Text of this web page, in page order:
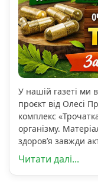
У нашій газеті ми
проєкт від Олесі
комплекс
організму.
здоров’я завжди
Читати далі...